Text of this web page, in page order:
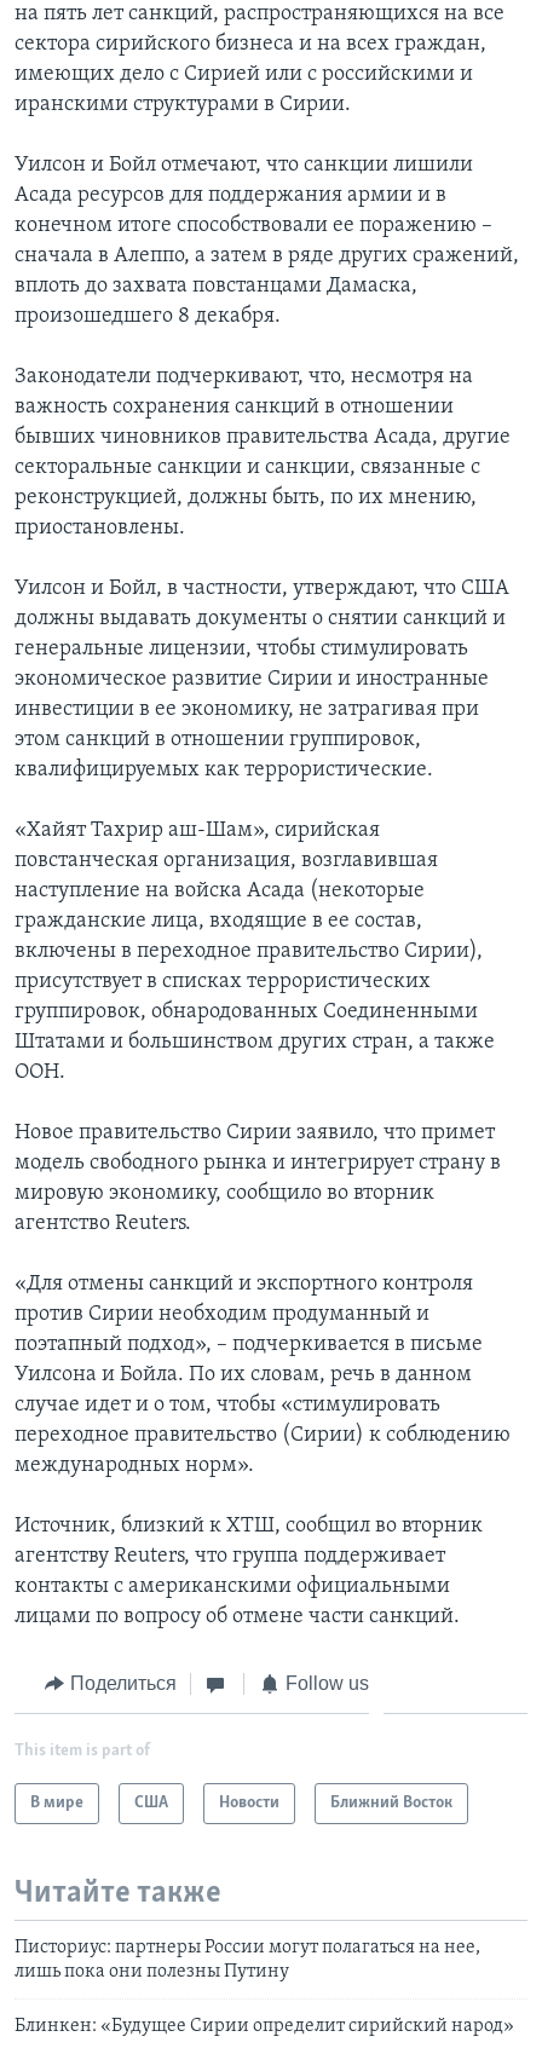
на пять лет санкций, распространяющихся на все
сектора сирийского бизнеса и на всех граждан,
имеющих дело с Сирией или с российскими и
иранскими структурами в Сирии.
Уилсон и Бойл отмечают, что санкции лишили
Асада ресурсов для поддержания армии и в
конечном итоге способствовали ее поражению –
сначала в Алеппо, а затем в ряде других сражений,
вплоть до захвата повстанцами Дамаска,
произошедшего 8 декабря.
Законодатели подчеркивают, что, несмотря на
важность сохранения санкций в отношении
бывших чиновников правительства Асада, другие
секторальные санкции и санкции, связанные с
реконструкцией, должны быть, по их мнению,
приостановлены.
Уилсон и Бойл, в частности, утверждают, что США
должны выдавать документы о снятии санкций и
генеральные лицензии, чтобы стимулировать
экономическое развитие Сирии и иностранные
инвестиции в ее экономику, не затрагивая при
этом санкций в отношении группировок,
квалифицируемых как террористические.
«Хайят Тахрир аш-Шам», сирийская
повстанческая организация, возглавившая
наступление на войска Асада (некоторые
гражданские лица, входящие в ее состав,
включены в переходное правительство Сирии),
присутствует в списках террористических
группировок, обнародованных Соединенными
Штатами и большинством других стран, а также
ООН.
Новое правительство Сирии заявило, что примет
модель свободного рынка и интегрирует страну в
мировую экономику, сообщило во вторник
агентство Reuters.
«Для отмены санкций и экспортного контроля
против Сирии необходим продуманный и
поэтапный подход», – подчеркивается в письме
Уилсона и Бойла. По их словам, речь в данном
случае идет и о том, чтобы «стимулировать
переходное правительство (Сирии) к соблюдению
международных норм».
Источник, близкий к ХТШ, сообщил во вторник
агентству Reuters, что группа поддерживает
контакты с американскими официальными
лицами по вопросу об отмене части санкций.
Поделиться Follow us
This item is part of
В мире США Новости Ближний Восток
Читайте также
Писториус: партнеры России могут полагаться на нее,
лишь пока они полезны Путину
Блинкен: «Будущее Сирии определит сирийский народ»